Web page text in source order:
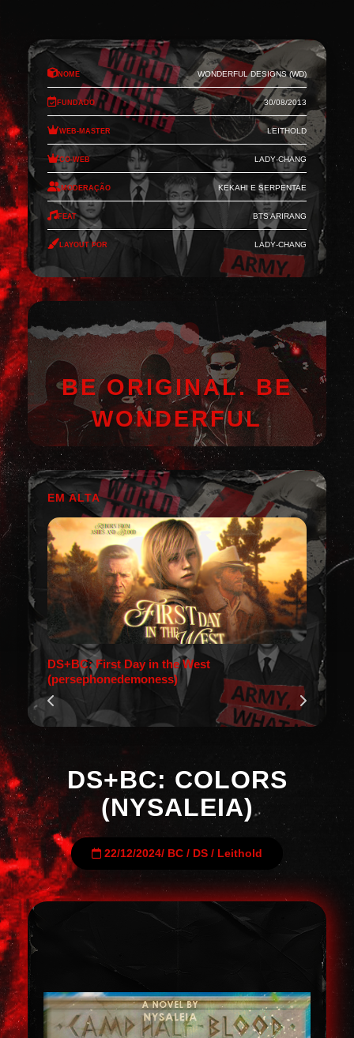
Nome Wonderful Designs (WD)
Fundado 30/08/2013
Web-Master Leithold
Co-Web Lady-Chang
Moderação Kekahi e Serpentae
Feat BTS Arirang
Layout por Lady-Chang
BE ORIGINAL. BE
WONDERFUL
EM ALTA
DS+BC: First Day in the West
(persephonedemoness)
DS+BC: COLORS
(NYSALEIA)
22/12/2024/ BC / DS / Leithold